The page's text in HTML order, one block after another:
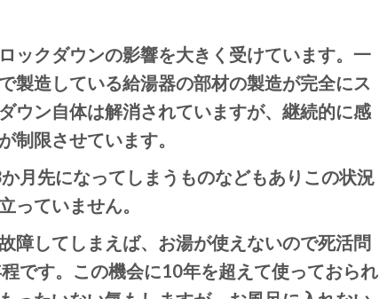
ックダウンの影響を大きく受けています。一
製造している給湯器の部材の製造が完全にス
ウン自体は解消されていますが、継続的に感
制限させています。
月先になってしまうものなどもありこの状況
っていません。
障してしまえば、お湯が使えないので死活問
です。この機会に10年を超えて使っておられ